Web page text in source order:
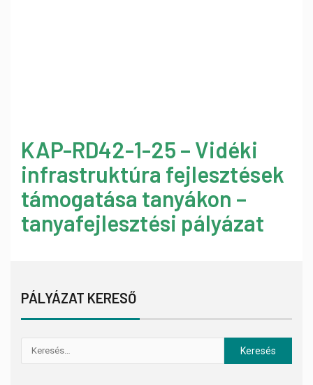
KAP-RD42-1-25 – Vidéki
infrastruktúra fejlesztések
támogatása tanyákon –
tanyafejlesztési pályázat
PÁLYÁZAT KERESŐ